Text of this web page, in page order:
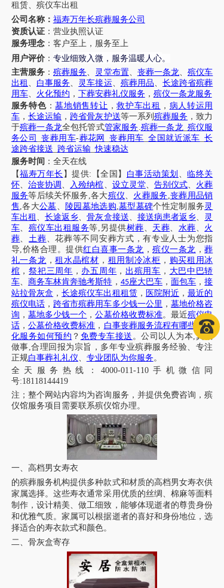
租赁、 殡仪车出租
公司名称： 福寿万年长殡葬服务公司
资质认证：营业执照认证
服务理念：客户至上，服务至上
用户评价： 专业细致入微，服务温暖人心。
主营服务 ：殡葬服务、 灵堂布置、 丧葬一条龙、殡仪车
出租 、 白事服务、 灵车接运、 殡葬用品、 长途跨省殡葬
用车、 火化预约 ， 下葬安葬礼仪服务 ， 殡仪一条龙服务
服务特色：墓地销售转让 ，救护车出租 ， 病人转运用
车， 长途运输 ，跨省骨灰护送等一系列 殡葬服务 ，致力
于殡葬一条龙全包托管式管家服务 .殡葬一条龙_ 殡仪服
务公司
_丧葬用车-葬花网 丧葬用车 全国就近派车 长
途跨省接送 跨省运输_快速稳达
服务时间 ：全天在线
【福寿万年长 】提供:【全国】 白事活动策划 、临终关
怀、 治丧协调 、 入殓纳棺、 设立灵堂、 告别仪式、 火葬
服务等后续关怀服务 ,各大殡仪、 火葬服务 ,丧葬用品销
售,各大公墓、 陵园墓地选购,墓型墓碑个性定制服务 灵
车出租 、长途返乡、骨灰盒接送、 接送病患者返乡、
灵
车、 殡仪车出租服务等,另提供树葬、 天葬、 水葬、 火
葬、土葬、花葬等不同安葬方式，有专业人士为您指
导,价格合理。提供红白喜事一条龙 ，殡仪一条龙 ，葬
礼一条龙 ，租水晶棺材 ， 租用制冷冰柜 ， 购买租用冰
棺 ，祭祀三周年 ， 办五周年 ， 出殡用车 ， 大巴中巴轿
车、 商务车林肯奔驰考斯特 ， 45座大巴车， 面包车 ，接
站拉骨灰盒 ，长途殡仪车出租租赁， 医院附近 ，最近的
殡仪电话 ，跨省市殡葬用车多少钱一公里 ，墓地价格咨
询 ， 墓地多少钱一个 ，公墓价格收费标准。最近殡仪电
话， 公墓价格收费标准 ， 白事丧葬服务流程有哪些 ？火
化服务如何预约 ？ 免费专车接送 。公司以人为本,真诚
做事,合理回报为宗旨，多年专业殡葬服务经验、专注
正规白事葬礼礼仪、 专业团队为你服务。
全天服务热线
： 4000-011-110手机微信同
号:18118144419
注； 整个网站内容均为咨询服务，并提供免费咨询，殡
仪馆服务项目需要联系殡仪馆办理。
一、高档男女寿衣
的殡葬服务机构提供多种款式和材质的高档男女寿衣供
家属选择。这些寿衣通常采用优质的丝绸、棉麻等面料
制作，设计精美、做工细致，能够体现逝者的尊贵身份
和优雅气质。家属可以根据逝者的喜好和身份地位，选
择适合的寿衣款式和颜色。
二、骨灰盒寄存